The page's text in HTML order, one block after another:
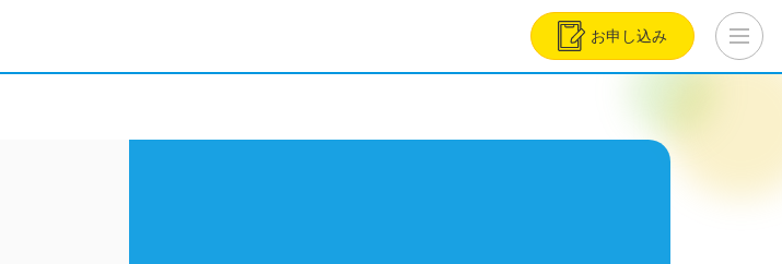
お申し込み